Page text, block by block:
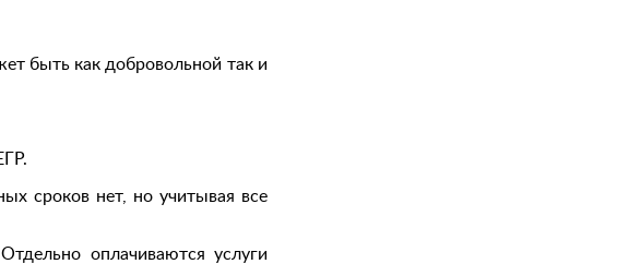
быть как добровольной так и
сроков нет, но учитывая все
оплачиваются услуги